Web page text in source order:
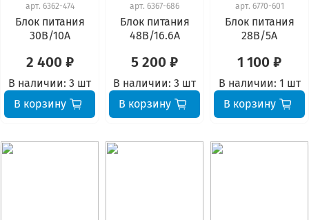
арт. 6362-474
Блок питания
30В/10А
2 400 ₽
В наличии: 3 шт
В корзину
арт. 6367-686
Блок питания
48В/16.6А
5 200 ₽
В наличии: 3 шт
В корзину
арт. 6770-601
Блок питания
28В/5А
1 100 ₽
В наличии: 1 шт
В корзину